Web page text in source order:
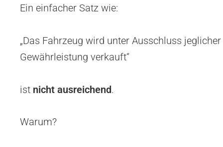
Ein einfacher Satz wie:
„Das Fahrzeug wird unter Ausschluss jeglicher
Gewährleistung verkauft“
ist nicht ausreichend.
Warum?